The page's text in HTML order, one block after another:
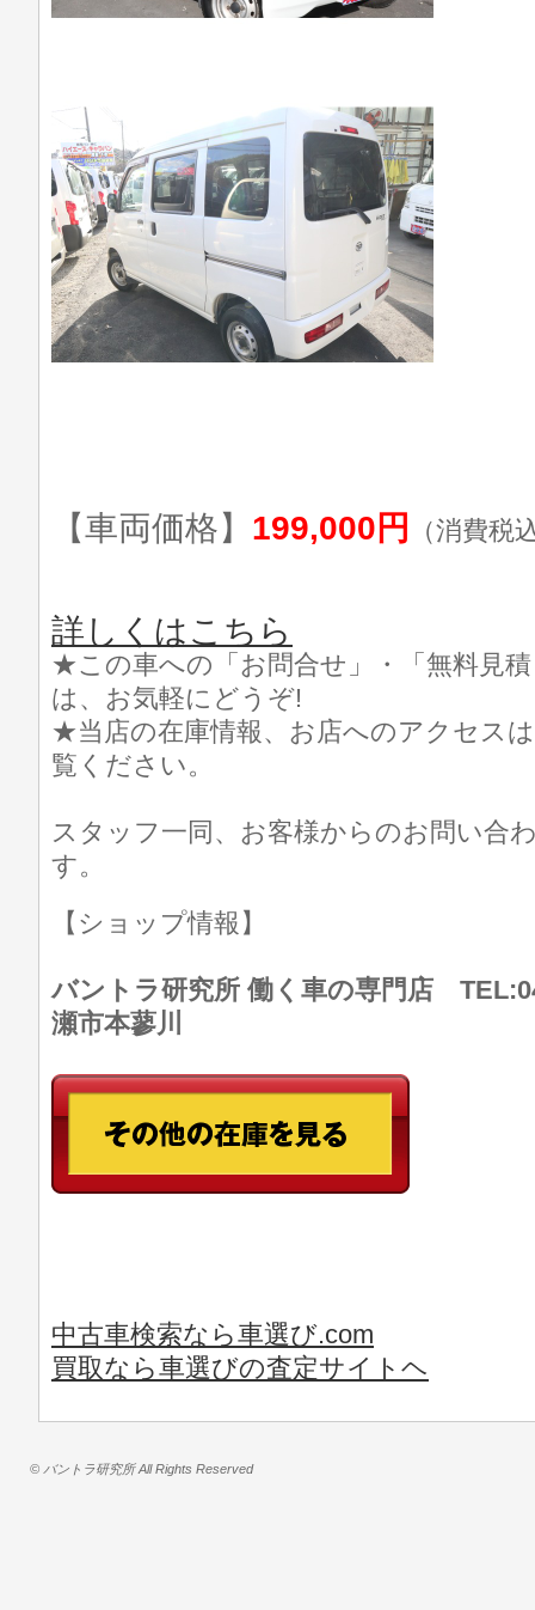
【車両価格】 199,000円 （消費税
詳しくはこちら
★この車への「お問合せ」・「無料見
は、お気軽にどうぞ!
★当店の在庫情報、お店へのアクセス
覧ください。
スタッフ一同、お客様からのお問い合
す。
【ショップ情報】
バントラ研究所 働く車の専門店
瀬市本蓼川
中古車検索なら車選び.com
買取なら車選びの査定サイトヘ
© バントラ研究所 All Rights Reserved